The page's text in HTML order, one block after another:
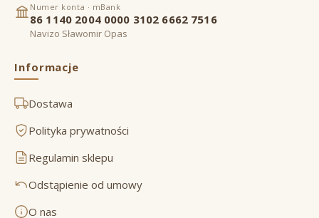
Numer konta · mBank
86 1140 2004 0000 3102 6662 7516
Navizo Sławomir Opas
Informacje
Dostawa
Polityka prywatności
Regulamin sklepu
Odstąpienie od umowy
O nas